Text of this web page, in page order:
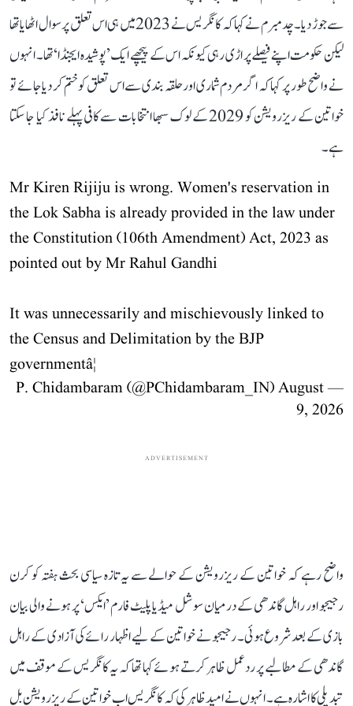
سے جوڑ دیا۔ چدمبرم نے کہا کہ کانگریس نے 2023 میں ہی اس تعلق پر سوال اٹھایا تھا
لیکن حکومت اپنے فیصلے پر اڑی رہی کیونکہ اس کے پیچھے ایک ’پوشیدہ ایجنڈا‘ تھا۔ انہوں
نے واضح طور پر کہا کہ اگر مردم شماری اور حلقہ بندی سے اس تعلق کو ختم کر دیا جائے تو
خواتین کے ریزرویشن کو 2029 کے لوک سبھا انتخابات سے کافی پہلے نافذ کیا جا سکتا
ہے۔
Mr Kiren Rijiju is wrong. Women's reservation in
the Lok Sabha is already provided in the law under
the Constitution (106th Amendment) Act, 2023 as
pointed out by Mr Rahul Gandhi
It was unnecessarily and mischievously linked to
the Census and Delimitation by the BJP
governmentâ¦
— P. Chidambaram (@PChidambaram_IN)
August
9, 2026
ADVERTISEMENT
واضح رہے کہ خواتین کے ریزرویشن کے حوالے سے یہ تازہ سیاسی بحث ہفتہ کو کرن
رجیجو اور راہل گاندھی کے درمیان سوشل میڈیا پلیٹ فارم ’ایکس‘ پر ہونے والی بیان
بازی کے بعد شروع ہوئی۔ رجیجو نے خواتین کے لیے اظہار رائے کی آزادی کے راہل
گاندھی کے مطالبے پر ردعمل ظاہر کرتے ہوئے کہا تھا کہ یہ کانگریس کے موقف میں
تبدیلی کا اشارہ ہے۔ انہوں نے امید ظاہر کی کہ کانگریس اب خواتین کے ریزرویشن بل